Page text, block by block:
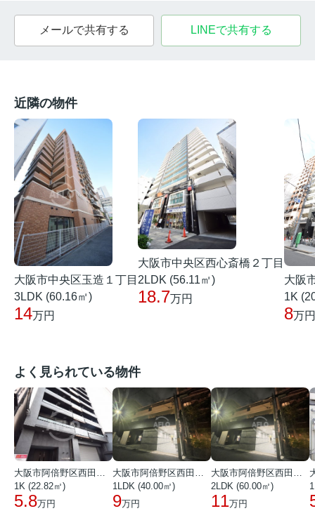
メールで共有する LINEで共有する
近隣の物件
大阪市中央区玉造１丁目
3LDK (60.16㎡)
14万円
大阪市中央区西心斎橋２丁目
2LDK (56.11㎡)
18.7万円
大阪
1K
8万円
よく見られている物件
1K (22.82㎡)
5.8万円
1LDK (40.00㎡)
9万円
2LDK (60.00㎡)
11万円